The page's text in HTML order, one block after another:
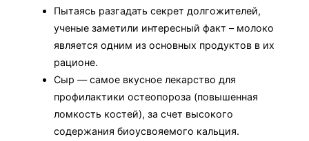
Пытаясь разгадать секрет долгожителей,
ученые заметили интересный факт – молоко
является одним из основных продуктов в их
рационе.
Сыр — самое вкусное лекарство для
профилактики остеопороза (повышенная
ломкость костей), за счет высокого
содержания биоусвояемого кальция.